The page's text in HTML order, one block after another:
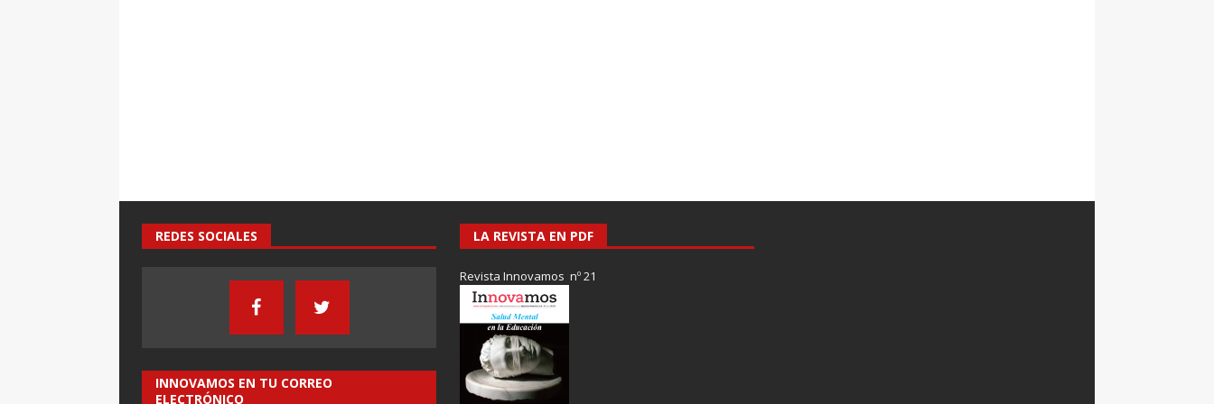
REDES SOCIALES
INNOVAMOS EN TU CORREO
ELECTRÓNICO
LA REVISTA EN PDF
Revista Innovamos nº 21